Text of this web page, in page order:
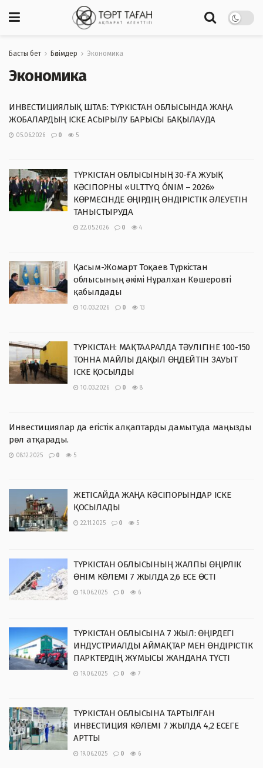
Басты бет Бөлімдер Экономика
Экономика
ИНВЕСТИЦИЯЛЫҚ ШТАБ: ТҮРКІСТАН ОБЛЫСЫНДА ЖАҢА
ЖОБАЛАРДЫҢ ІСКЕ АСЫРЫЛУ БАРЫСЫ БАҚЫЛАУДА
05.06.2026 0 5
ТҮРКІСТАН ОБЛЫСЫНЫҢ 30-ҒА ЖУЫҚ
КӘСІПОРНЫ «ULTTYQ ÓNIM – 2026»
КӨРМЕСІНДЕ ӨҢІРДІҢ ӨНДІРІСТІК ӘЛЕУЕТІН
ТАНЫСТЫРУДА
22.05.2026 0 4
Қасым-Жомарт Тоқаев Түркістан
облысының әкімі Нұралхан Көшеровті
қабылдады
10.03.2026 0 13
ТҮРКІСТАН: МАҚТААРАЛДА ТӘУЛІГІНЕ 100-150
ТОННА МАЙЛЫ ДАҚЫЛ ӨҢДЕЙТІН ЗАУЫТ
ІСКЕ ҚОСЫЛДЫ
10.03.2026 0 8
Инвестициялар да егістік алқаптарды дамытуда маңызды
рөл атқарады.
08.12.2025 0 5
ЖЕТІСАЙДА ЖАҢА КӘСІПОРЫНДАР ІСКЕ
ҚОСЫЛАДЫ
22.11.2025 0 5
ТҮРКІСТАН ОБЛЫСЫНЫҢ ЖАЛПЫ ӨҢІРЛІК
ӨНІМ КӨЛЕМІ 7 ЖЫЛДА 2,6 ЕСЕ ӨСТІ
19.06.2025 0 6
ТҮРКІСТАН ОБЛЫСЫНА 7 ЖЫЛ: ӨҢІРДЕГІ
ИНДУСТРИАЛДЫ АЙМАҚТАР МЕН ӨНДІРІСТІК
ПАРКТЕРДІҢ ЖҰМЫСЫ ЖАНДАНА ТҮСТІ
19.06.2025 0 7
ТҮРКІСТАН ОБЛЫСЫНА ТАРТЫЛҒАН
ИНВЕСТИЦИЯ КӨЛЕМІ 7 ЖЫЛДА 4,2 ЕСЕГЕ
АРТТЫ
19.06.2025 0 6